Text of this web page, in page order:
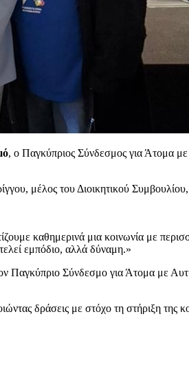
, ο Παγκύπριος Σύνδεσμος για Άτομα
μέλος του Διοικητικού
καθημερινά μια κοινωνία με
εμπόδιο, αλλά δύναμη.»
Σύνδεσμο για Άτομα με
με στόχο τη στήριξη της